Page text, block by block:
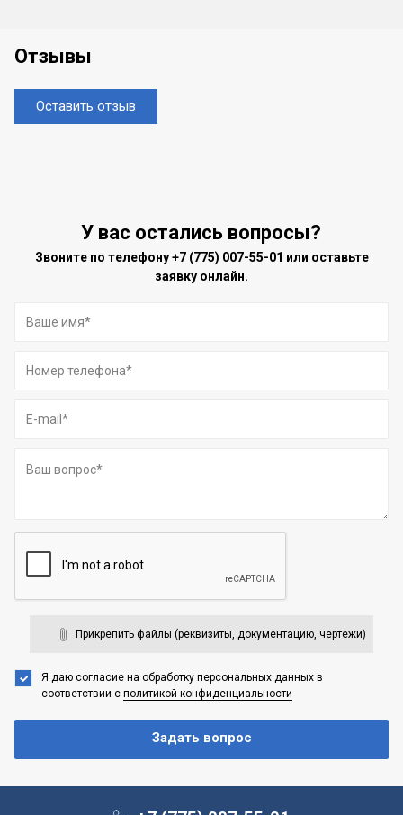
Отзывы
Оставить отзыв
У вас остались вопросы?
Звоните по телефону+7 (775) 007-55-01 или оставьте
заявку онлайн.
Прикрепить файлы (реквизиты, документацию, чертежи)
Я даю согласие на обработку персональных данных в
соответствии с политикой конфиденциальности